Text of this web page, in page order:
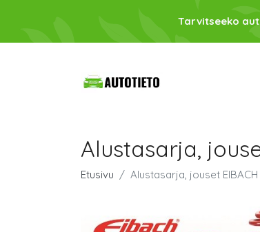
Tarvitseeko
Alustasarja,
Etusivu Alustasarja, jouset